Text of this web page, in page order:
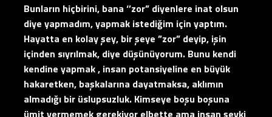
Bunların hiçbirini, bana ‘’zor” diyenlere inat olsun
diye yapmadım, yapmak istediğim için yaptım.
Hayatta en kolay şey, bir şeye ”zor” deyip, işin
içinden sıyrılmak, diye düşünüyorum. Bunu kendi
kendine yapmak , insan potansiyeline en büyük
hakaretken, başkalarına dayatmaksa, aklımın
almadığı bir üslupsuzluk. Kimseye boşu boşuna
ümit vermemek gerekiyor elbette ama insan şevki